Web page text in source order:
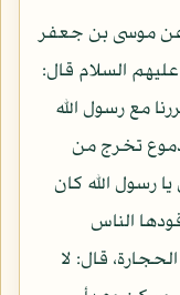
عن موسى بن جعفر
السلام قال:
مع رسول الله
تخرج من
رسول الله كان
الناس
قال: لا